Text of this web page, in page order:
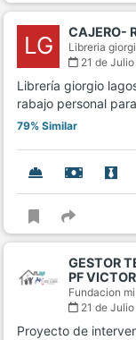
LG CAJERO-
Libreria
21 de
Librería giorgio
rabajo personal
79% Similar
GESTOR
PF
Fundacion
21 de
Proyecto de